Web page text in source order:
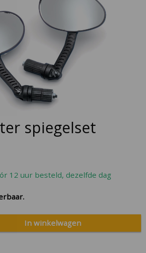
spiegelset
12 uur besteld, dezelfde dag
In winkelwagen